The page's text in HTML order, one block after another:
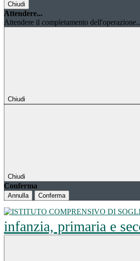
Chiudi
Attendere...
Attendere il completamento
Chiudi
Chiudi
Conferma
Annulla Conferma
infanzia, primaria e